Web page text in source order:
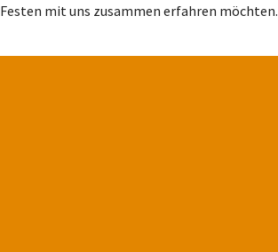
Festen mit uns zusammen erfahren möchten.